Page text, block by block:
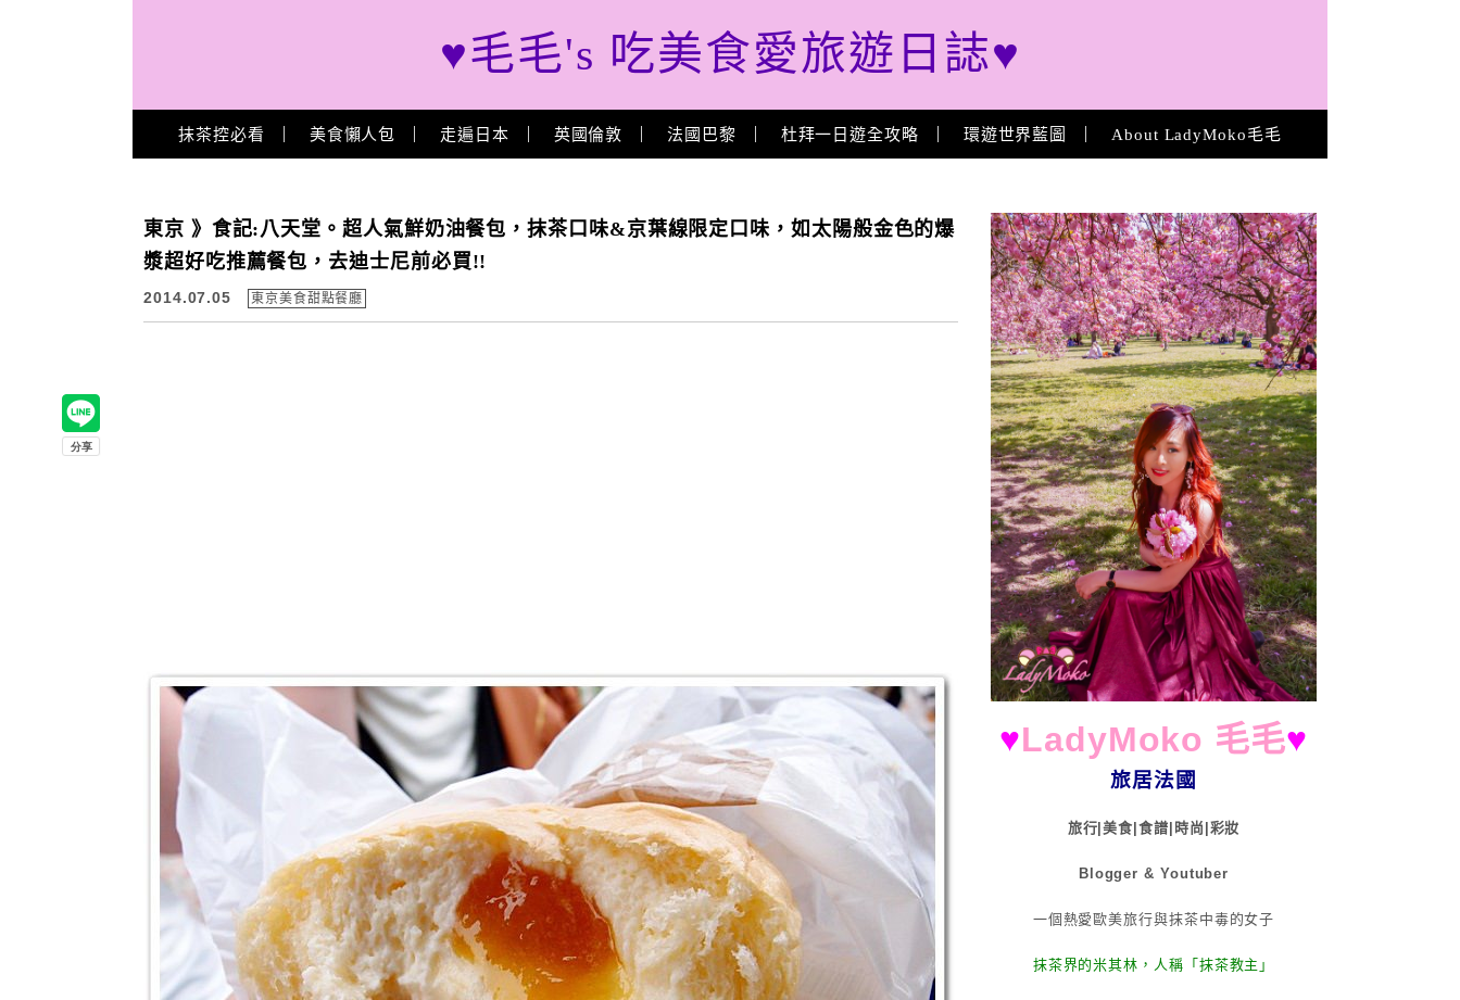
♥毛毛's 吃美食愛旅遊日誌♥
Main Menu
抹茶控必看 美食懶人包 走遍日本 英國倫敦 法國巴黎 杜拜一日遊全攻略 環遊世界藍圖 About LadyMoko毛毛
東京 》食記:八天堂。超人氣鮮奶油餐包，抹茶口味&京葉線限定口味，如太陽般金色的爆
漿超好吃推薦餐包，去迪士尼前必買!!
2014.07.05 東京美食甜點餐廳
About
♥LadyMoko 毛毛♥
旅居法國
旅行|美食|食譜|時尚|彩妝
Blogger & Youtuber
一個熱愛歐美旅行與抹茶中毒的女子
抹茶界的米其林，人稱「抹茶教主」